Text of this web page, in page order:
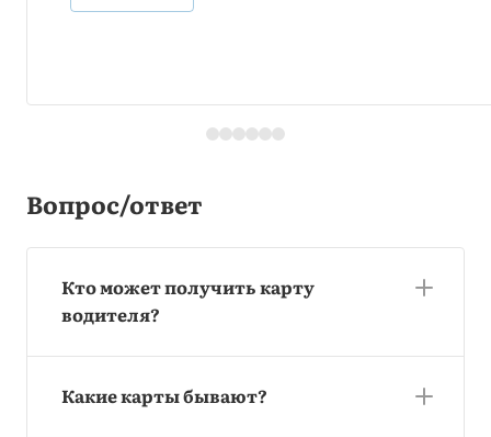
Вопрос/ответ
Кто может получить карту
водителя?
Какие карты бывают?